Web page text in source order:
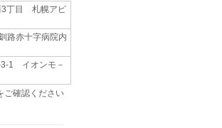
3丁目 札幌アピ
路赤十字病院内
3-1 イオンモ－
ご確認ください